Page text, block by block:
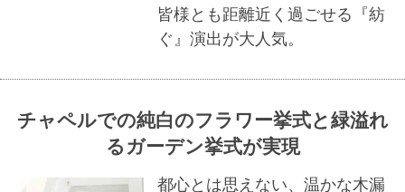
皆様とも距離近く過ごせる『紡
ぐ』演出が大人気。
チャペルでの純白のフラワー挙式と緑溢れ
るガーデン挙式が実現
都心とは思えない、温かな木漏